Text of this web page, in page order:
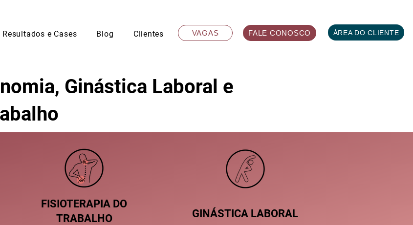
Resultados e Cases Blog Clientes VAGAS FALE CONOSCO ÁREA DO CLIENTE
Ginástica Laboral e
FISIOTERAPIA DO
TRABALHO
GINÁSTICA LABORAL